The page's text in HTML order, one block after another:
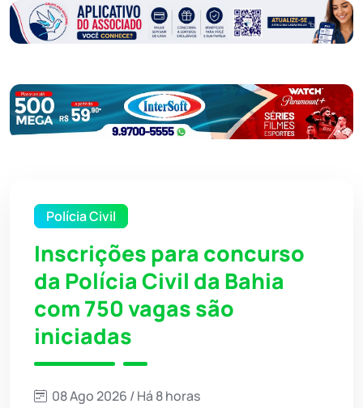
Polícia Civil
Inscrições para concurso
da Polícia Civil da Bahia
com 750 vagas são
iniciadas
08 Ago 2026 / Há 8 horas